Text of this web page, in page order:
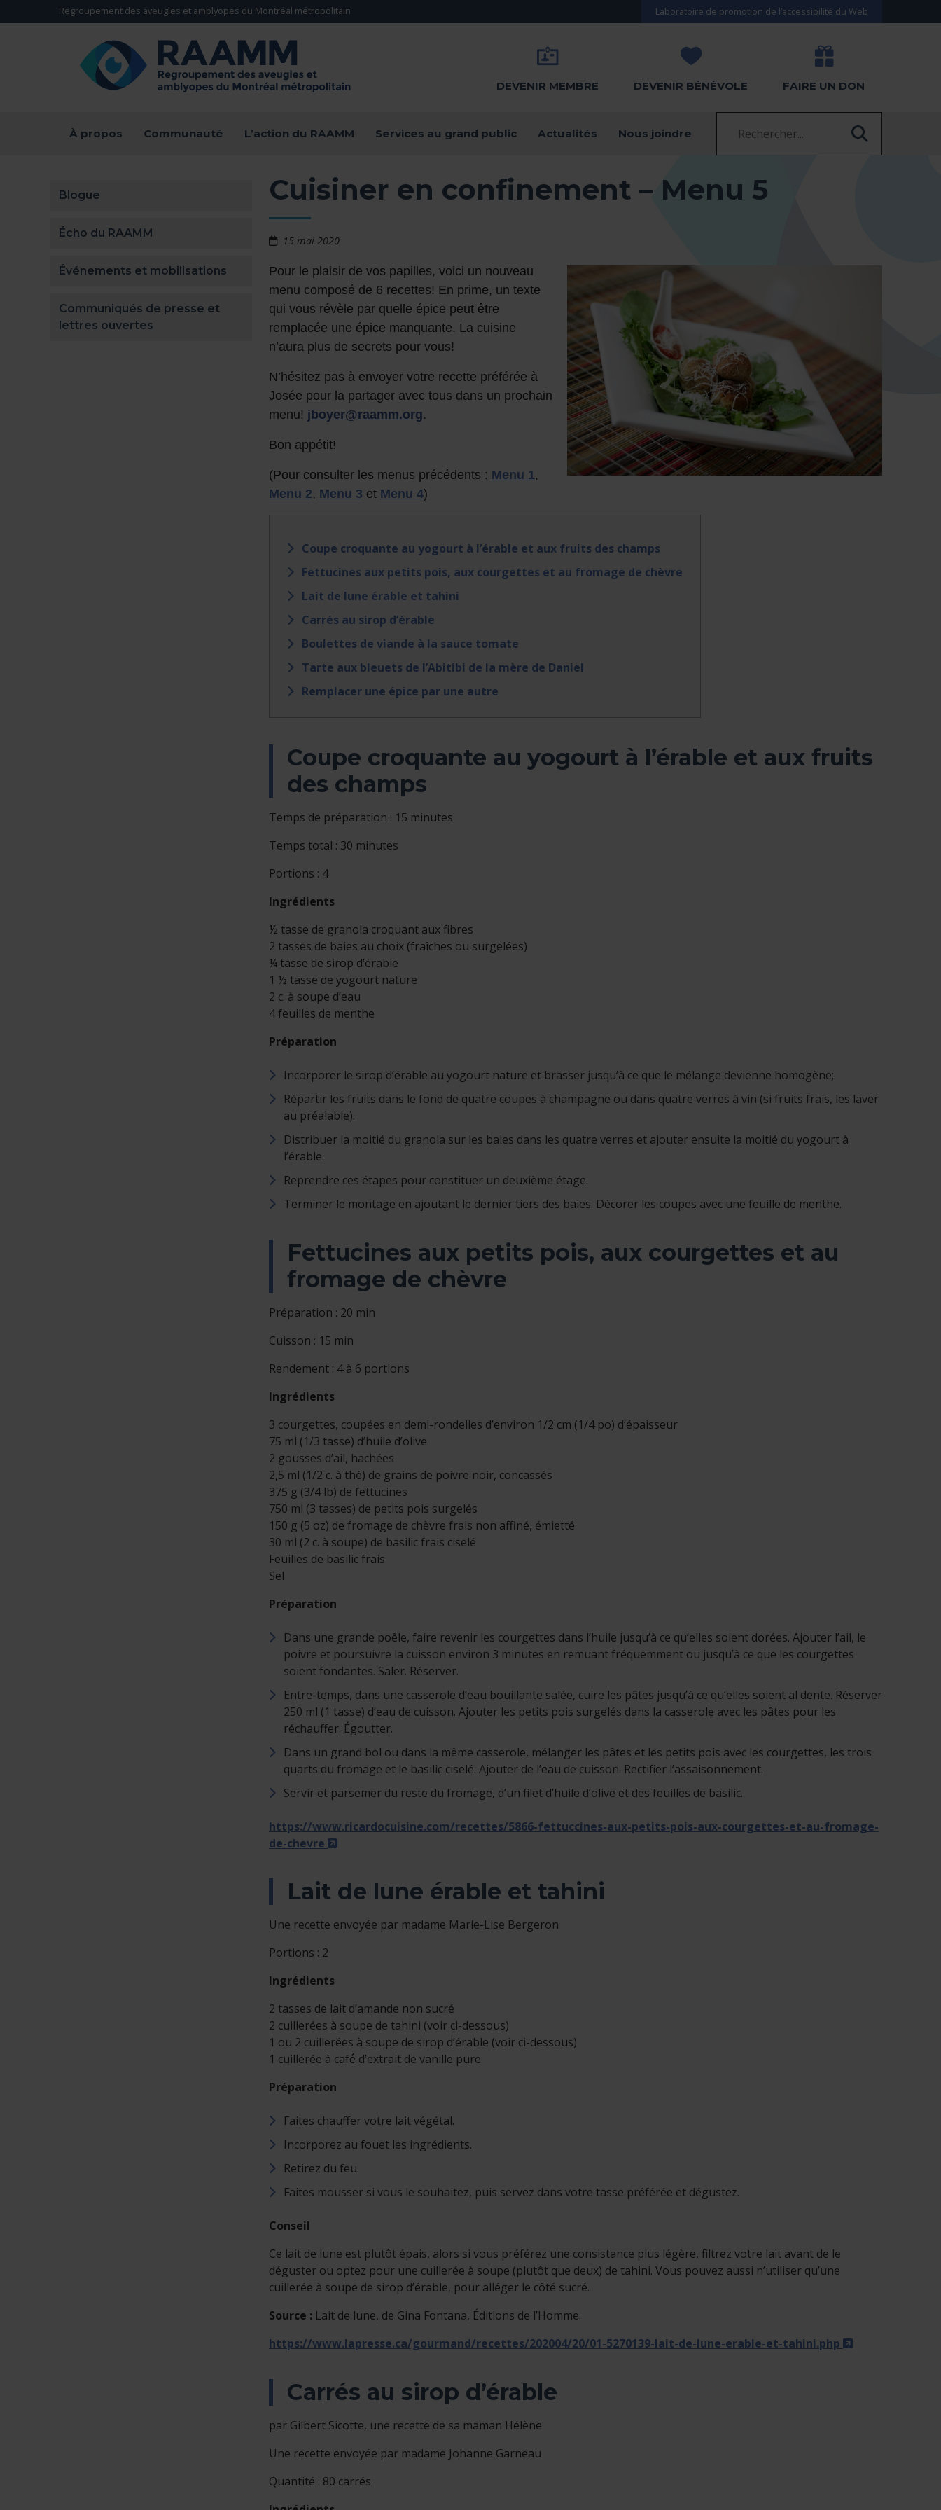
Aller directement au contenu
Regroupement des aveugles et amblyopes du Montréal métropolitain Laboratoire de promotion de l’accessibilité du Web
DEVENIR MEMBRE DEVENIR BÉNÉVOLE FAIRE UN DON
À propos Communauté L’action du RAAMM Services au grand public Actualités Nous joindre
Blogue
Écho du RAAMM
Événements et mobilisations
Communiqués de presse et
lettres ouvertes
Cuisiner en confinement – Menu 5
15 mai 2020
Pour le plaisir de vos papilles, voici un nouveau
menu composé de 6 recettes! En prime, un texte
qui vous révèle par quelle épice peut être
remplacée une épice manquante. La cuisine
n’aura plus de secrets pour vous!
N’hésitez pas à envoyer votre recette préférée à
Josée pour la partager avec tous dans un prochain
menu! jboyer@raamm.org.
Bon appétit!
(Pour consulter les menus précédents : Menu 1,
Menu 2, Menu 3 et Menu 4)
Coupe croquante au yogourt à l’érable et aux fruits des champs
Fettucines aux petits pois, aux courgettes et au fromage de chèvre
Lait de lune érable et tahini
Carrés au sirop d’érable
Boulettes de viande à la sauce tomate
Tarte aux bleuets de l’Abitibi de la mère de Daniel
Remplacer une épice par une autre
Coupe croquante au yogourt à l’érable et aux fruits
des champs
Temps de préparation : 15 minutes
Temps total : 30 minutes
Portions : 4
Ingrédients
½ tasse de granola croquant aux fibres
2 tasses de baies au choix (fraîches ou surgelées)
¼ tasse de sirop d’érable
1 ½ tasse de yogourt nature
2 c. à soupe d’eau
4 feuilles de menthe
Préparation
Incorporer le sirop d’érable au yogourt nature et brasser jusqu’à ce que le mélange devienne homogène;
Répartir les fruits dans le fond de quatre coupes à champagne ou dans quatre verres à vin (si fruits frais, les laver
au préalable).
Distribuer la moitié du granola sur les baies dans les quatre verres et ajouter ensuite la moitié du yogourt à
l’érable.
Reprendre ces étapes pour constituer un deuxième étage.
Terminer le montage en ajoutant le dernier tiers des baies. Décorer les coupes avec une feuille de menthe.
Fettucines aux petits pois, aux courgettes et au
fromage de chèvre
Préparation : 20 min
Cuisson : 15 min
Rendement : 4 à 6 portions
Ingrédients
3 courgettes, coupées en demi-rondelles d’environ 1/2 cm (1/4 po) d’épaisseur
75 ml (1/3 tasse) d’huile d’olive
2 gousses d’ail, hachées
2,5 ml (1/2 c. à thé) de grains de poivre noir, concassés
375 g (3/4 lb) de fettucines
750 ml (3 tasses) de petits pois surgelés
150 g (5 oz) de fromage de chèvre frais non affiné, émietté
30 ml (2 c. à soupe) de basilic frais ciselé
Feuilles de basilic frais
Sel
Préparation
Dans une grande poêle, faire revenir les courgettes dans l’huile jusqu’à ce qu’elles soient dorées. Ajouter l’ail, le
poivre et poursuivre la cuisson environ 3 minutes en remuant fréquemment ou jusqu’à ce que les courgettes
soient fondantes. Saler. Réserver.
Entre-temps, dans une casserole d’eau bouillante salée, cuire les pâtes jusqu’à ce qu’elles soient al dente. Réserver
250 ml (1 tasse) d’eau de cuisson. Ajouter les petits pois surgelés dans la casserole avec les pâtes pour les
réchauffer. Égoutter.
Dans un grand bol ou dans la même casserole, mélanger les pâtes et les petits pois avec les courgettes, les trois
quarts du fromage et le basilic ciselé. Ajouter de l’eau de cuisson. Rectifier l’assaisonnement.
Servir et parsemer du reste du fromage, d’un filet d’huile d’olive et des feuilles de basilic.
https://www.ricardocuisine.com/recettes/5866-fettuccines-aux-petits-pois-aux-courgettes-et-au-fromage-
de-chevre
- Cet hyperlien s'ouvrira dans une nouvelle fenêtre.
Lait de lune érable et tahini
Une recette envoyée par madame Marie-Lise Bergeron
Portions : 2
Ingrédients
2 tasses de lait d’amande non sucré
2 cuillerées à soupe de tahini (voir ci-dessous)
1 ou 2 cuillerées à soupe de sirop d’érable (voir ci-dessous)
1 cuillerée à café́ d’extrait de vanille pure
Préparation
Faites chauffer votre lait végétal.
Incorporez au fouet les ingrédients.
Retirez du feu.
Faites mousser si vous le souhaitez, puis servez dans votre tasse préférée et dégustez.
Conseil
Ce lait de lune est plutôt épais, alors si vous préférez une consistance plus légère, filtrez votre lait avant de le
déguster ou optez pour une cuillerée à soupe (plutôt que deux) de tahini. Vous pouvez aussi n’utiliser qu’une
cuillerée à soupe de sirop d’érable, pour alléger le côté sucré.
Source : Lait de lune, de Gina Fontana, Éditions de l’Homme.
https://www.lapresse.ca/gourmand/recettes/202004/20/01-5270139-lait-de-lune-erable-et-tahini.php
- Cet hyperlien
Carrés au sirop d’érable
par Gilbert Sicotte, une recette de sa maman Hélène
Une recette envoyée par madame Johanne Garneau
Quantité : 80 carrés